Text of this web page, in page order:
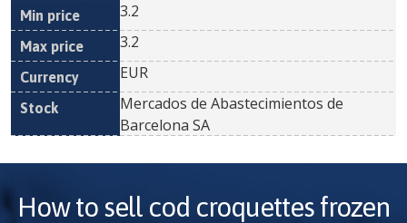
3.2
3.2
EUR
Mercados de Abastecimientos de
Barcelona SA
How to sell cod croquettes frozen